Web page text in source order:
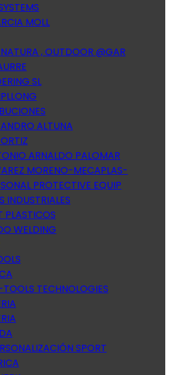
MOLL
, OUTDOOR @GAR
SL
ALTUNA
ARNALDO PALOMAR
MORENO-MECAPLAS-
PROTECTIVE EQUIP
INDUSTRIALES
PLASTICOS
WELDING
TOOLS TECHNOLOGIES
SPORT